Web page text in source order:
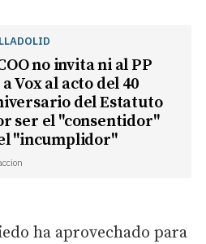
no invita ni al PP
Vox al acto del 40
del Estatuto
ser el "consentidor"
"incumplidor"
ha aprovechado para